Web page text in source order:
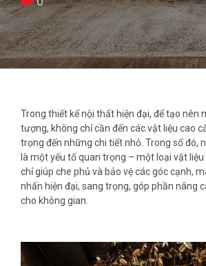
Trong thiết kế nội thất hiện đại, để tạo nên
tượng, không chỉ cần đến các vật liệu cao
trọng đến những chi tiết nhỏ. Trong số đó,
là một yếu tố quan trọng – một loại vật
chỉ giúp che phủ và bảo vệ các góc cạnh,
nhấn hiện đại, sang trọng, góp phần nâng
cho không gian.